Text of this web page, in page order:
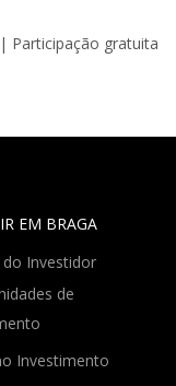
Participação gratuita
EM BRAGA
do Investidor
de
Investimento